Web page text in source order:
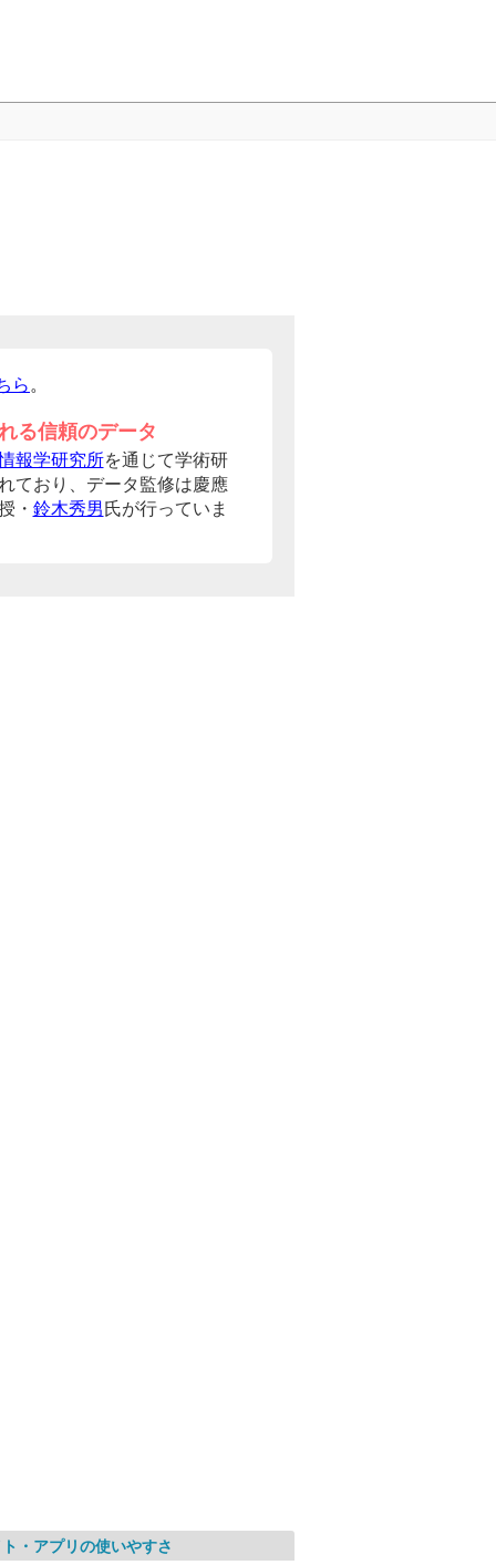
ら 。
る信頼のデータ
報学研究所を通じて学術研
ており、データ監修は慶應
・ 鈴木秀男 氏が行っていま
・アプリの使いやすさ